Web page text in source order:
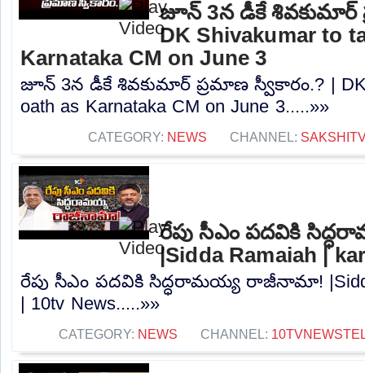
జూన్ 3న డీకే శివకుమార్
DK Shivakumar to
Karnataka CM on June 3
జూన్ 3న డీకే శివకుమార్ ప్రమాణ స్వీకారం.? | DK
oath as Karnataka CM on June 3.....»»
CATEGORY: NEWS CHANNEL:
రేపు సీఎం పదవికి
|Sidda Ramaiah |
రేపు సీఎం పదవికి సిద్ధరామయ్య రాజీనామా! |Sidda
| 10tv News.....»»
CATEGORY: NEWS CHANNEL: